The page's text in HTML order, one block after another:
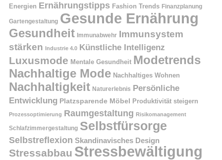
Energien Ernährungstipps Fashion Trends Finanzplanung
Gartengestaltung Gesunde Ernährung
Gesundheit Immunabwehr Immunsystem
stärken
Industrie 4.0 Künstliche Intelligenz
Luxusmode Mentale Gesundheit Modetrends
Nachhaltige Mode Nachhaltiges Wohnen
Nachhaltigkeit Naturerlebnis Persönliche
Entwicklung Platzsparende Möbel Produktivität steigern
Prozessoptimierung Raumgestaltung Risikomanagement
Schlafzimmergestaltung Selbstfürsorge
Selbstreflexion Skandinavisches Design
Stressabbau Stressbewältigung